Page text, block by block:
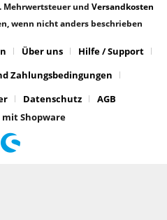
Mehrwertsteuer und Versandkosten
wenn nicht anders beschrieben
Über uns
Hilfe / Support
Zahlungsbedingungen
Datenschutz
AGB
Shopware